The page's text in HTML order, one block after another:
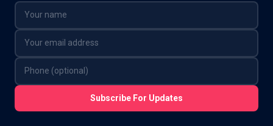
Subscribe For Updates